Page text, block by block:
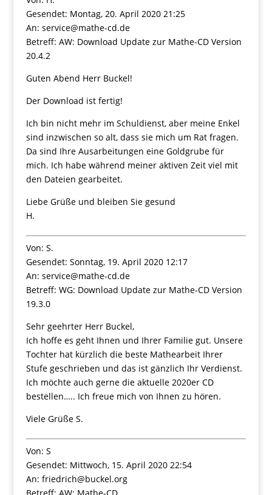
Gesendet: Montag, 20. April 2020 21:25
An: service@mathe-cd.de
Betreff: AW: Download Update zur Mathe-CD Version
20.4.2
Guten Abend Herr Buckel!
Der Download ist fertig!
Ich bin nicht mehr im Schuldienst, aber meine Enkel
sind inzwischen so alt, dass sie mich um Rat fragen.
Da sind Ihre Ausarbeitungen eine Goldgrube für
mich. Ich habe während meiner aktiven Zeit viel mit
den Dateien gearbeitet.
Liebe Grüße und bleiben Sie gesund
H.
Von: S.
Gesendet: Sonntag, 19. April 2020 12:17
An: service@mathe-cd.de
Betreff: WG: Download Update zur Mathe-CD Version
19.3.0
Sehr geehrter Herr Buckel,
Ich hoffe es geht Ihnen und Ihrer Familie gut. Unsere
Tochter hat kürzlich die beste Mathearbeit Ihrer
Stufe geschrieben und das ist gänzlich Ihr Verdienst.
Ich möchte auch gerne die aktuelle 2020er CD
bestellen….. Ich freue mich von Ihnen zu hören.
Viele Grüße S.
Von: S
Gesendet: Mittwoch, 15. April 2020 22:54
An: friedrich@buckel.org